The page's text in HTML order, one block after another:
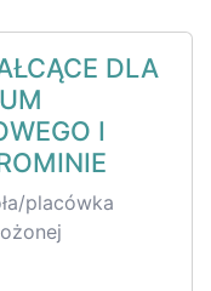
DLA
I
placówka